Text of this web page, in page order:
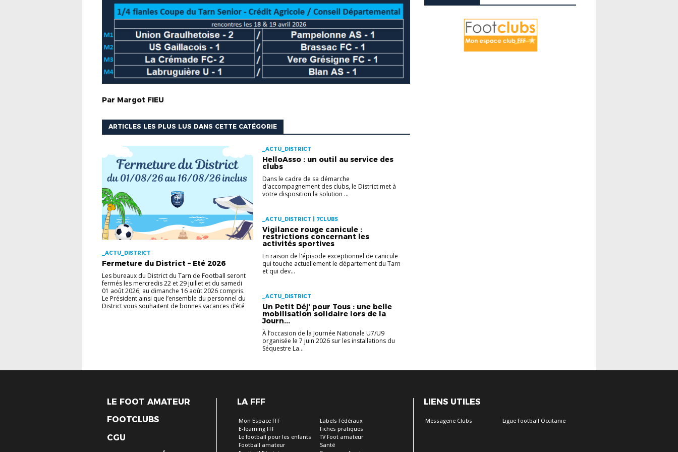
Par Margot FIEU
ARTICLES LES PLUS LUS DANS CETTE CATÉGORIE
_ACTU_DISTRICT
Fermeture du District – Eté 2026
Les bureaux du District du Tarn de Football seront
fermés les mercredis 22 et 29 juillet et du samedi
01 août 2026, au dimanche 16 août 2026 compris.
Le Président ainsi que l’ensemble du personnel du
District vous souhaitent de bonnes vacances d’été
_ACTU_DISTRICT
HelloAsso : un outil au service des
clubs
Dans le cadre de sa démarche
d'accompagnement des clubs, le District met à
votre disposition la solution ...
_ACTU_DISTRICT | 7CLUBS
Vigilance rouge canicule :
restrictions concernant les
activités sportives
En raison de l'épisode exceptionnel de canicule
qui touche actuellement le département du Tarn
et qui dev...
_ACTU_DISTRICT
Un Petit Déj’ pour Tous : une belle
mobilisation solidaire lors de la
Journ...
À l’occasion de la Journée Nationale U7/U9
organisée le 7 juin 2026 sur les installations du
Séquestre La...
LE FOOT AMATEUR
FOOTCLUBS
CGU
LA FFF
Mon Espace FFF
E-learning FFF
Le football pour les enfants
Football amateur
Labels Fédéraux
Fiches pratiques
TV Foot amateur
Santé
LIENS UTILES
Messagerie Clubs Ligue Football Occitanie